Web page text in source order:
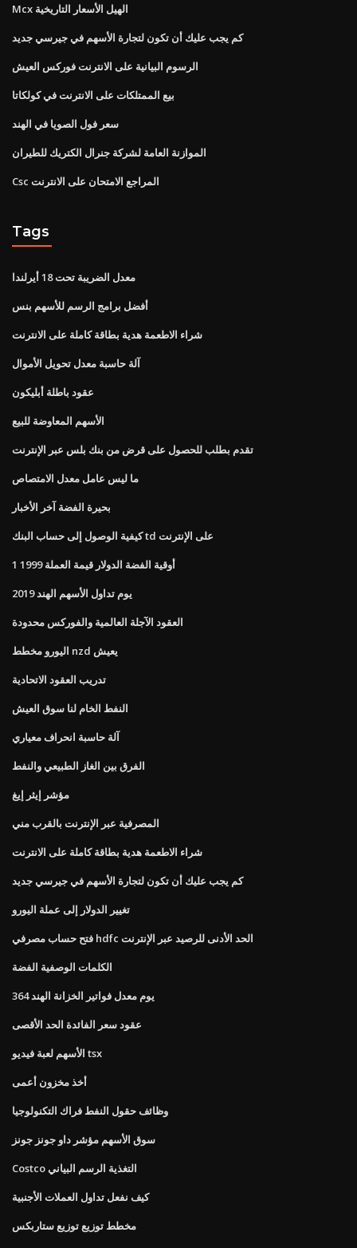
Mcx الهيل الأسعار التاريخية
كم يجب عليك أن تكون لتجارة الأسهم في جيرسي جديد
الرسوم البيانية على الانترنت فوركس العيش
بيع الممتلكات على الانترنت في كولكاتا
سعر فول الصويا في الهند
الموازنة العامة لشركة جنرال الكتريك للطيران
Csc المراجع الامتحان على الانترنت
Tags
معدل الضريبة تحت 18 أيرلندا
أفضل برامج الرسم للأسهم بنس
شراء الاطعمة هدية بطاقة كاملة على الانترنت
آلة حاسبة معدل تحويل الأموال
عقود باطلة أبليكون
الأسهم المعاوضة للبيع
تقدم بطلب للحصول على قرض من بنك بلس عبر الإنترنت
ما ليس عامل معدل الامتصاص
بحيرة الفضة آخر الأخبار
كيفية الوصول إلى حساب البنك td على الإنترنت
1 أوقية الفضة الدولار قيمة العملة 1999
يوم تداول الأسهم الهند 2019
العقود الآجلة العالمية والفوركس محدودة
اليورو مخطط nzd يعيش
تدريب العقود الاتحادية
النفط الخام لنا سوق العيش
آلة حاسبة انحراف معياري
الفرق بين الغاز الطبيعي والنفط
مؤشر إيثر إيغ
المصرفية عبر الإنترنت بالقرب مني
شراء الاطعمة هدية بطاقة كاملة على الانترنت
كم يجب عليك أن تكون لتجارة الأسهم في جيرسي جديد
تغيير الدولار إلى عملة اليورو
فتح حساب مصرفي hdfc الحد الأدنى للرصيد عبر الإنترنت
الكلمات الوصفية الفضة
364 يوم معدل فواتير الخزانة الهند
عقود سعر الفائدة الحد الأقصى
الأسهم لعبة فيديو tsx
أخذ مخزون أعمى
وظائف حقول النفط فراك التكنولوجيا
سوق الأسهم مؤشر داو جونز جونز
Costco التغذية الرسم البياني
كيف نفعل تداول العملات الأجنبية
مخطط توزيع توزيع ستاربكس